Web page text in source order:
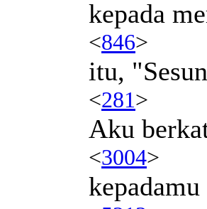
kepada
<846>
itu,
<281>
Aku
<3004>
kepadamu